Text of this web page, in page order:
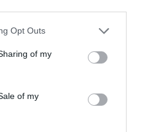
Opt Outs
of my
of my